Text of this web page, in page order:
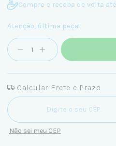
Compre e receba de volta até
Atenção, última peça!
Calcular Frete e Prazo
Entregas para o CEP:
Não sei meu CEP